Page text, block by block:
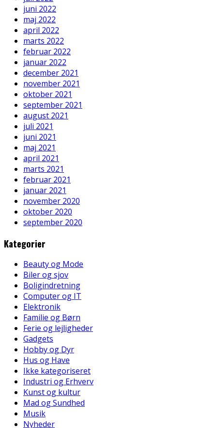
juni 2022
maj 2022
april 2022
marts 2022
februar 2022
januar 2022
december 2021
november 2021
oktober 2021
september 2021
august 2021
juli 2021
juni 2021
maj 2021
april 2021
marts 2021
februar 2021
januar 2021
november 2020
oktober 2020
september 2020
Kategorier
Beauty og Mode
Biler og sjov
Boligindretning
Computer og IT
Elektronik
Familie og Børn
Ferie og lejligheder
Gadgets
Hobby og Dyr
Hus og Have
Ikke kategoriseret
Industri og Erhverv
Kunst og kultur
Mad og Sundhed
Musik
Nyheder